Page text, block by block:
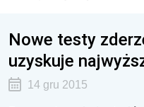
Nowe testy
uzyskuje
14 gru 2015